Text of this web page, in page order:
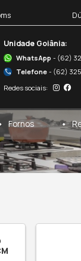
Sobre Nós
Coifas